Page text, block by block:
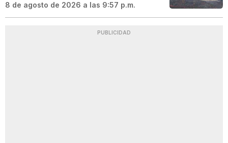
8 de agosto de 2026 a las 9:57 p.m.
PUBLICIDAD